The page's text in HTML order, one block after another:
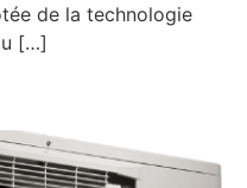
de la technologie
[…]